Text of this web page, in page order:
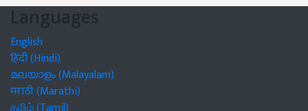
Languages
English
हिंदी (Hindi)
മലയാളം (Malayalam)
मराठी (Marathi)